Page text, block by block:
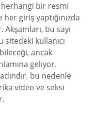
herhangi bir resmi
giriş yaptığınızda
bu sayı
kullanıcı
ancak
geliyor.
bu nedenle
video ve seksi